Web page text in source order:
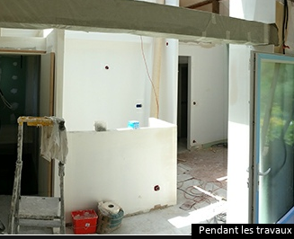
Pendant les travaux